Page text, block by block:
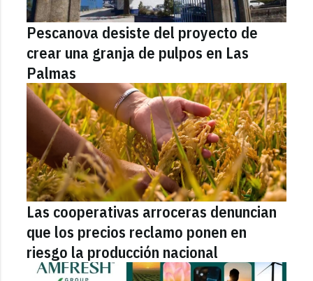
Pescanova desiste del proyecto de
crear una granja de pulpos en Las
Palmas
Las cooperativas arroceras denuncian
que los precios reclamo ponen en
riesgo la producción nacional